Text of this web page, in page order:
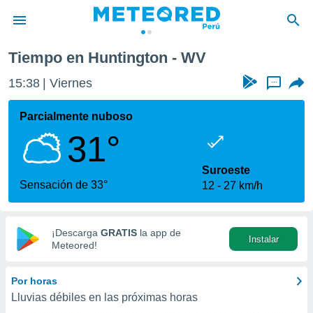
de
ha sido
que se
calidad.
a este
las
y
digital
basada
Tiempo en Huntington - WV
15:38 Viernes ...
Parcialmente nuboso
31°
Sensación de 33°
Suroeste
12
27 km/h
¡Descarga GRATIS la app de
Meteored!
Instalar
Por horas
Lluvias débiles en las próximas horas